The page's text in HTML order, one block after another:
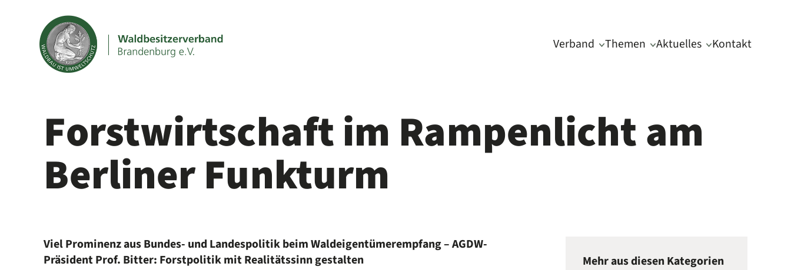
Verband Themen Aktuelles Kontakt
Forstwirtschaft im Rampenlicht am
Berliner Funkturm
Viel Prominenz aus Bundes- und Landespolitik beim Waldeigentümerempfang – AGDW-
Präsident Prof. Bitter: Forstpolitik mit Realitätssinn gestalten
Mehr aus diesen Kategorien